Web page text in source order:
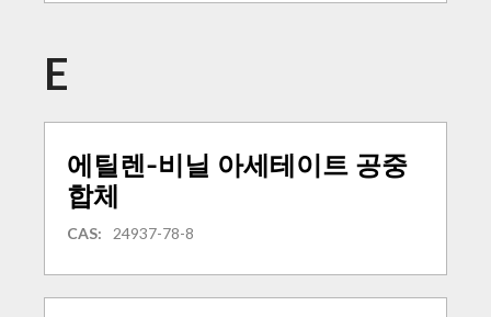
E
에틸렌-비닐 아세테이트 공중
합체
CAS: 24937-78-8